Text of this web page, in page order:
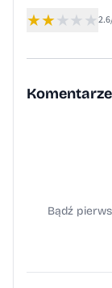
★★★★ ★
Komentarze
Bądź